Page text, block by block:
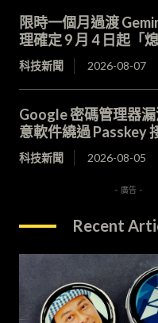
限時一個月過渡
理確定 9 月 4 日起「熄
科技新聞 2026-08-07
Google 密碼管理器
意軟件繞過 Passkey
科技新聞 2026-08-05
- 廣告 -
Recent